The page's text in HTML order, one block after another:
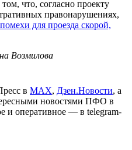
что, согласно проекту
правонарушениях,
для проезда скорой,
Возмилова
в МАХ, Дзен.Новости, а
новостями ПФО в
и оперативное — в telegram-